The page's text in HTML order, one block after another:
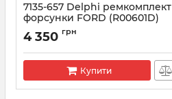
7135-657 Delphi ремкомплект
форсунки FORD (R00601D)
(28538389+L150PBD)
Артикул:
4 350 грн
Купити